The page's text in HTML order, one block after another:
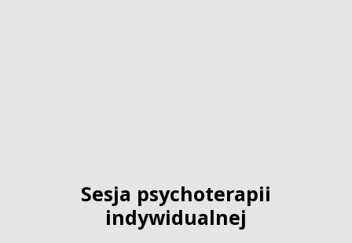
Sesja psychoterapii
indywidualnej